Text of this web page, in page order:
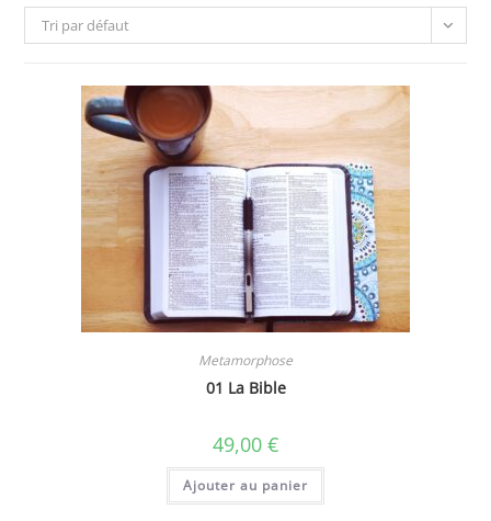
Tri par défaut
Metamorphose
01 La Bible
49,00 €
Ajouter au panier